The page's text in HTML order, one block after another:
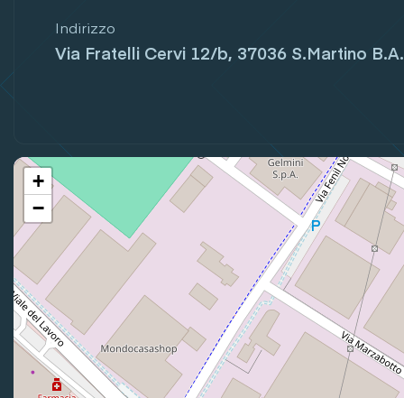
Indirizzo
Via Fratelli Cervi 12/b, 37036 S.Martino B.A.
+
−